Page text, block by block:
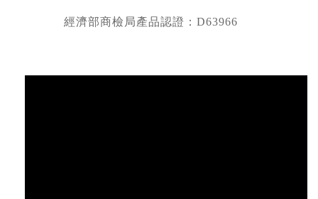
經濟部商檢局產品認證：D63966